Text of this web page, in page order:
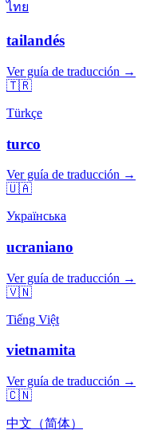
ไทย
tailandés
Ver guía de traducción →
🇹🇷
Türkçe
turco
Ver guía de traducción →
🇺🇦
Українська
ucraniano
Ver guía de traducción →
🇻🇳
Tiếng Việt
vietnamita
Ver guía de traducción →
🇨🇳
中文（简体）